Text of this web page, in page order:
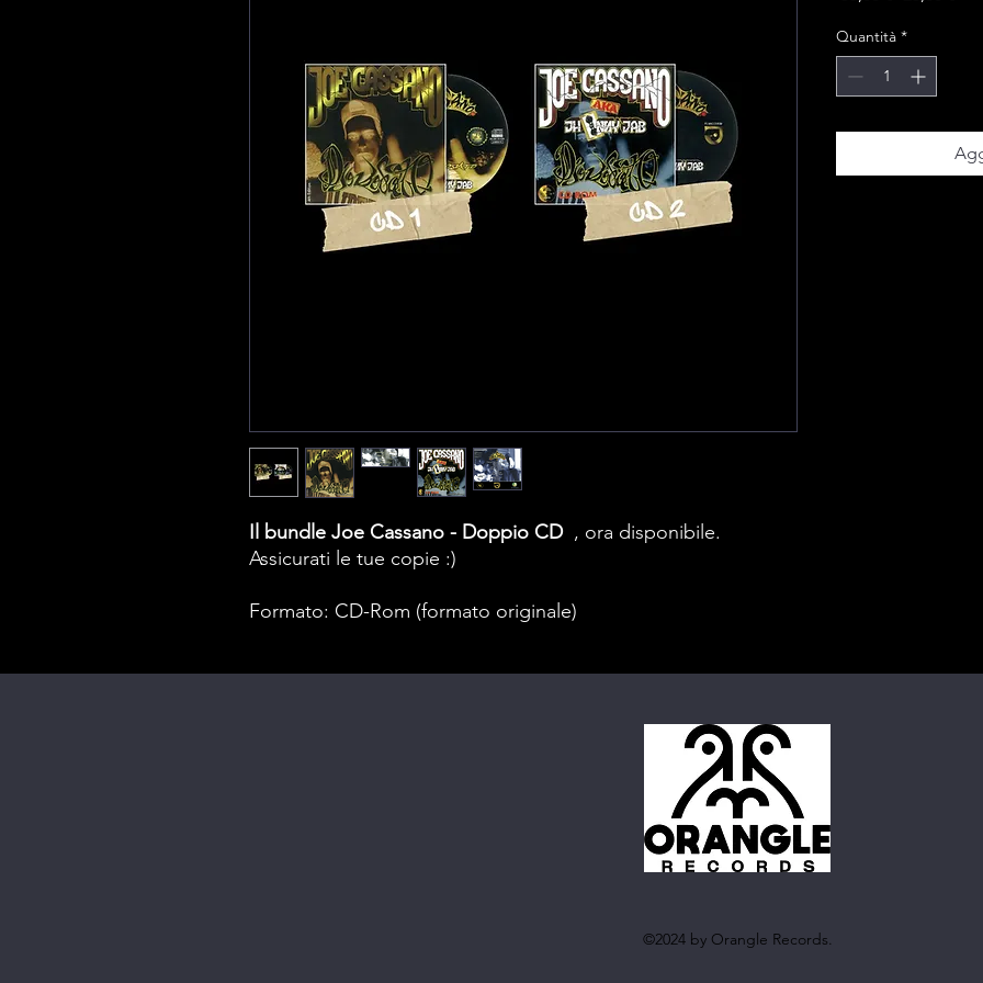
Il bundle Joe Cassano - Doppio CD , ora disponibile.
Assicurati le tue copie :)
Formato: CD-Rom (formato originale)
Quantità *
©2024 by Orangle Records.